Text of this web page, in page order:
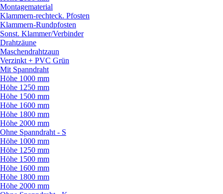
Montagematerial
Klammern-rechteck. Pfosten
Klammern-Rundpfosten
Sonst. Klammer/Verbinder
Drahtzäune
Maschendrahtzaun
Verzinkt + PVC Grün
Mit Spanndraht
Höhe 1000 mm
Höhe 1250 mm
Höhe 1500 mm
Höhe 1600 mm
Höhe 1800 mm
Höhe 2000 mm
Ohne Spanndraht - S
Höhe 1000 mm
Höhe 1250 mm
Höhe 1500 mm
Höhe 1600 mm
Höhe 1800 mm
Höhe 2000 mm